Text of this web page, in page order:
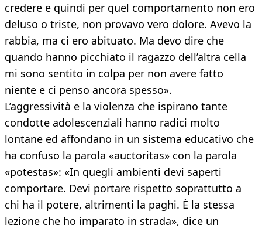
credere e quindi per quel comportamento non ero
deluso o triste, non provavo vero dolore. Avevo la
rabbia, ma ci ero abituato. Ma devo dire che
quando hanno picchiato il ragazzo dell’altra cella
mi sono sentito in colpa per non avere fatto
niente e ci penso ancora spesso».
L’aggressività e la violenza che ispirano tante
condotte adolescenziali hanno radici molto
lontane ed affondano in un sistema educativo che
ha confuso la parola «auctoritas» con la parola
«potestas»: «In quegli ambienti devi saperti
comportare. Devi portare rispetto soprattutto a
chi ha il potere, altrimenti la paghi. È la stessa
lezione che ho imparato in strada», dice un